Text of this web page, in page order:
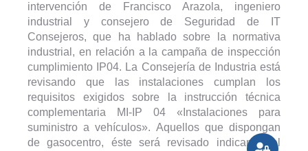
intervención de Francisco Arazola, ingeniero
industrial y consejero de Seguridad de IT
Consejeros, que ha hablado sobre la normativa
industrial, en relación a la campaña de inspección
cumplimiento IP04. La Consejería de Industria está
revisando que las instalaciones cumplan los
requisitos exigidos sobre la instrucción técnica
complementaria MI-IP 04 «Instalaciones para
suministro a vehículos». Aquellos que dispongan
de gasocentro, éste será revisado indicando el